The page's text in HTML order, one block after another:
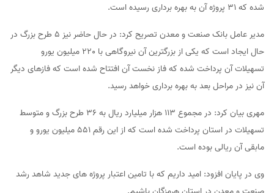
شده که 31 پروژه آن به بهره برداری رسیده است.
مدیر عامل بانک صنعت و معدن تصریح کرد: در حال حاضر نیز 5 طرح بزرگ در
حال ایجاد است که یکی از بزرگترین آن نیروگاهی با 220 میلیون یورو
تسهیلات آن پرداخت شده که فاز نخست آن افتتاح شده است که فازهای دیگر
آن نیز در مراحل بعد به بهره برداری خواهد رسید.
مهری بیان کرد: در مجموع 113 هزار میلیارد ریال به 36 طرح بزرگ و متوسط
تسهیلات در استان پرداخت شده است که از این رقم 551 میلیون یورو و
مابقی آن ریالی بوده است.
وی در پایان افزود: امید داریم که با تامین اعتبار پروژه های جدید شاهد رشد